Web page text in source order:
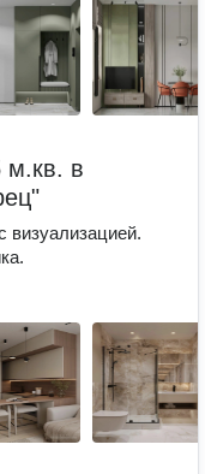
м.кв. в
визуализацией.